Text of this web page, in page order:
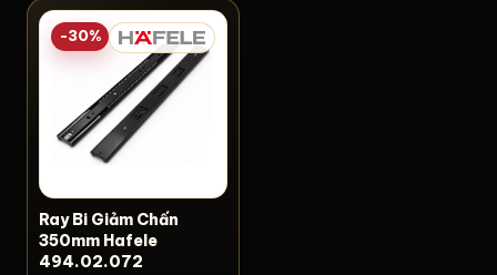
-30%
Ray Bi Giảm Chấn
350mm Hafele
494.02.072